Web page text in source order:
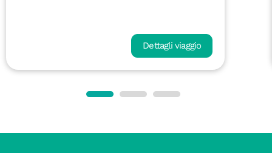
Dettagli viaggio